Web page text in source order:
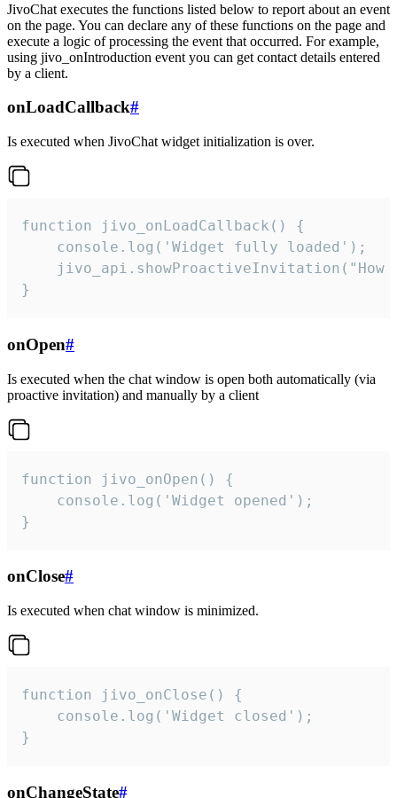
JivoChat executes the functions listed below to report about an event
on the page. You can declare any of these functions on the page and
execute a logic of processing the event that occurred. For example,
using jivo_onIntroduction event you can get contact details entered
by a client.
onLoadCallback#
Is executed when JivoChat widget initialization is over.
function jivo_onLoadCallback() {
    console.log('Widget fully loaded');
jivo_api.showProactiveInvitation("How
}
onOpen#
Is executed when the chat window is open both automatically (via
proactive invitation) and manually by a client
function jivo_onOpen() {
    console.log('Widget opened');
}
onClose#
Is executed when chat window is minimized.
function jivo_onClose() {
    console.log('Widget closed');
}
onChangeState#